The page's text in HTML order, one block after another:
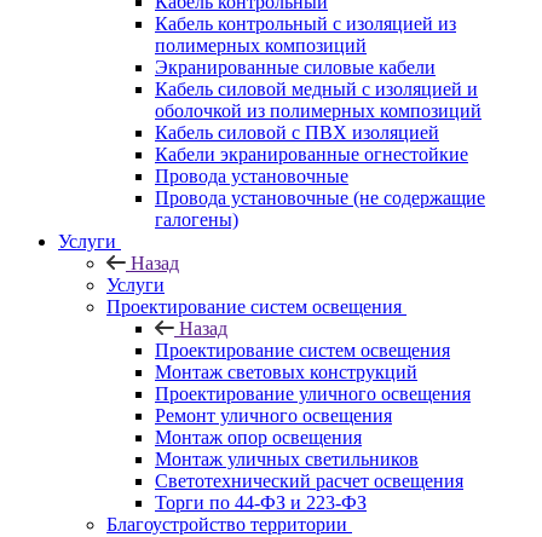
Кабель контрольный с изоляцией из
полимерных композиций
Экранированные силовые кабели
Кабель силовой медный с изоляцией и
оболочкой из полимерных композиций
Кабель силовой с ПВХ изоляцией
Кабели экранированные огнестойкие
Провода установочные
Провода установочные (не содержащие
галогены)
Услуги
Назад
Услуги
Проектирование систем освещения
Назад
Проектирование систем освещения
Монтаж световых конструкций
Проектирование уличного освещения
Ремонт уличного освещения
Монтаж опор освещения
Монтаж уличных светильников
Светотехнический расчет освещения
Торги по 44-ФЗ и 223-ФЗ
Благоустройство территории